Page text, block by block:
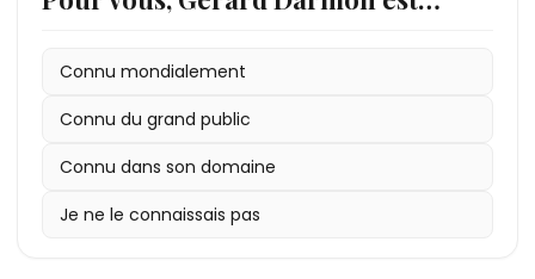
Connu mondialement
Connu du grand public
Connu dans son domaine
Je ne le connaissais pas